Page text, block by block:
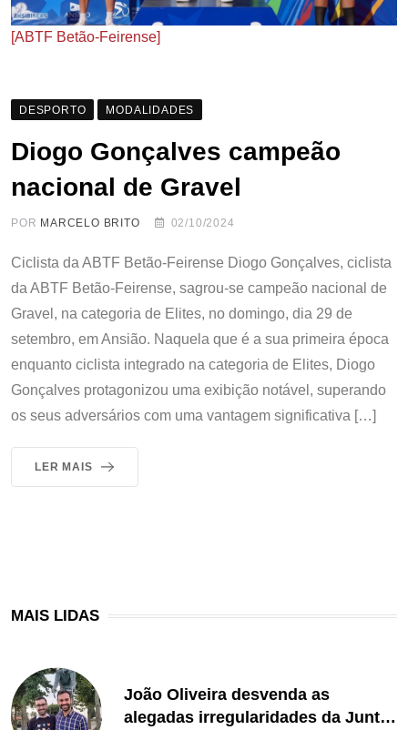
[ABTF Betão-Feirense]
DESPORTO MODALIDADES
Diogo Gonçalves campeão
nacional de Gravel
POR MARCELO BRITO 02/10/2024
Ciclista da ABTF Betão-Feirense Diogo Gonçalves, ciclista
da ABTF Betão-Feirense, sagrou-se campeão nacional de
Gravel, na categoria de Elites, no domingo, dia 29 de
setembro, em Ansião. Naquela que é a sua primeira época
enquanto ciclista integrado na categoria de Elites, Diogo
Gonçalves protagonizou uma exibição notável, superando
os seus adversários com uma vantagem significativa […]
LER MAIS
MAIS LIDAS
João Oliveira desvenda as
alegadas irregularidades da Junta